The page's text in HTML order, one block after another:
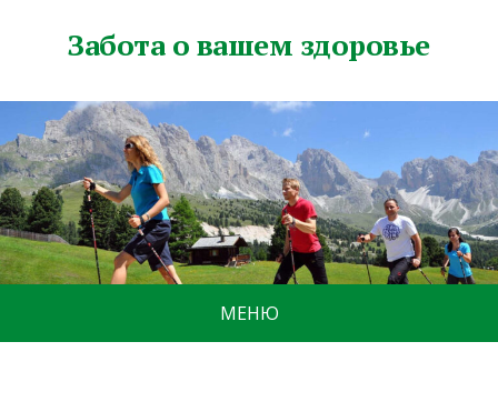
Забота о вашем здоровье
МЕНЮ